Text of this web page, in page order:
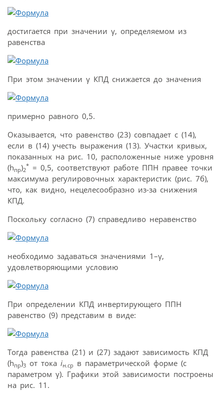
достигается при значении γ, определяемом из
равенства
При этом значении γ КПД снижается до значения
примерно равного 0,5.
Оказывается, что равенство (23) совпадает с (14),
если в (14) учесть выражения (13). Участки кривых,
показанных на рис. 10, расположенные ниже уровня
(hпр)2
* = 0,5, соответствуют работе ППН правее точки
максимума регулировочных характеристик (рис. 7б),
что, как видно, нецелесообразно из-за снижения
КПД.
Поскольку согласно (7) справедливо неравенство
необходимо задаваться значениями 1–γ,
удовлетворяющими условию
При определении КПД инвертирующего ППН
равенство (9) представим в виде:
Тогда равенства (21) и (27) задают зависимость КПД
(hпр)3 от тока iн.ср в параметрической форме (с
параметром γ). Графики этой зависимости построены
на рис. 11.